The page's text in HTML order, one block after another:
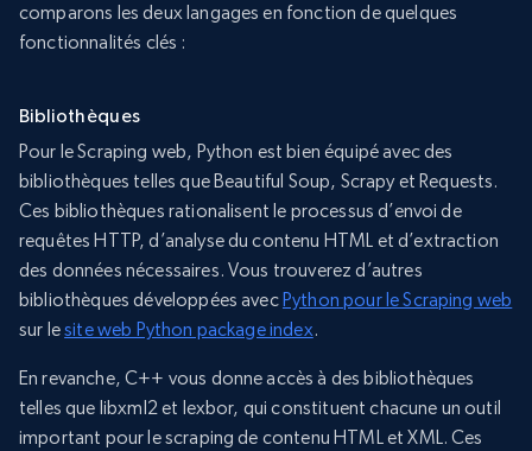
comparons les deux langages en fonction de quelques
fonctionnalités clés :
Bibliothèques
Pour le Scraping web, Python est bien équipé avec des
bibliothèques telles que Beautiful Soup, Scrapy et Requests.
Ces bibliothèques rationalisent le processus d’envoi de
requêtes HTTP, d’analyse du contenu HTML et d’extraction
des données nécessaires. Vous trouverez d’autres
bibliothèques développées avec Python pour le Scraping web
sur lesite web Python package index.
En revanche, C++ vous donne accès à des bibliothèques
telles que libxml2 et lexbor, qui constituent chacune un outil
important pour le scraping de contenu HTML et XML. Ces